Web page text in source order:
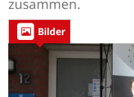
zusammen.
Bilder